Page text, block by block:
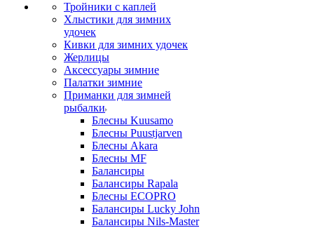
Тройники с каплей
Хлыстики для зимних
удочек
Кивки для зимних удочек
Жерлицы
Аксессуары зимние
Палатки зимние
Приманки для зимней
рыбалки
Блесны Kuusamo
Блесны Puustjarven
Блесны Akara
Блесны MF
Балансиры
Балансиры Rapala
Блесны ECOPRO
Балансиры Lucky John
Балансиры Nils-Master